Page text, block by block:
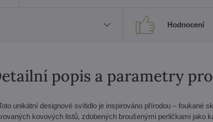
Hodnocení
popis a parametry
unikátní designové svítidlo je inspirováno přírodou – foukané
kovových listů, zdobených broušenými perličkami jako